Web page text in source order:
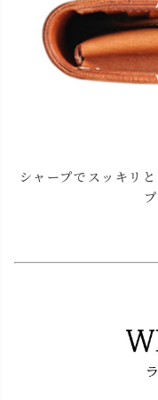
シャープでスッキリ